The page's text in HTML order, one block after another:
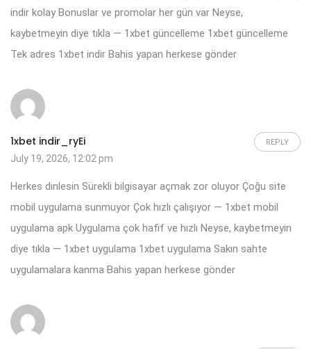
indir kolay Bonuslar ve promolar her gün var Neyse,
kaybetmeyin diye tıkla — 1xbet güncelleme 1xbet güncelleme
Tek adres 1xbet indir Bahis yapan herkese gönder
1xbet indir_ryEi REPLY
July 19, 2026, 12:02 pm
Herkes dinlesin Sürekli bilgisayar açmak zor oluyor Çoğu site
mobil uygulama sunmuyor Çok hızlı çalışıyor — 1xbet mobil
uygulama apk Uygulama çok hafif ve hızlı Neyse, kaybetmeyin
diye tıkla — 1xbet uygulama 1xbet uygulama Sakın sahte
uygulamalara kanma Bahis yapan herkese gönder